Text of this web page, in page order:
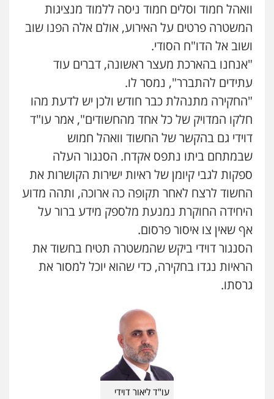
וואהל חמוד וסלים חמוד ניסה ללמוד מנציגות
המשטרה פרטים על האירוע, אולם אלה הפנו שוב
ושוב אל הדו"ח הסודי.
"אנחנו בהארכת מעצר ראשונה, דברים עוד
עתידים להתברר", נמסר לו.
"החקירה מתנהלת כבר חודש ולכן יש לדעת מהו
חלקו המדויק של כל אחד מהחשודים", אמר עו"ד
דוידי גם בהקשר של החשוד וואהל חמוש
שבמתחם ביתו נתפס אקדח. הסנגור העלה
ספקות לגבי קיומן של ראיות ישירות הקושרות את
החשוד לרצח לאחר תקופה כה ארוכה, ותהה מדוע
היחידה החוקרת נמנעת מלספק מידע ברור על
אף שאין צו איסור פרסום.
הסנגור דוידי ביקש שהמשטרה תטיח בחשוד את
הראיות נגדו בחקירה, כדי שהוא יוכל למסור את
גרסתו.
עו"ד ליאור דוידי